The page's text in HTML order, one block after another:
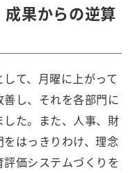
果からの逆算
て、月曜に上がって
し、それを各部門に
た。また、人事、財
はっきりわけ、理念
価システムづくりを